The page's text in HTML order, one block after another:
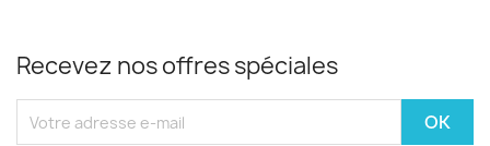
Recevez nos offres spéciales